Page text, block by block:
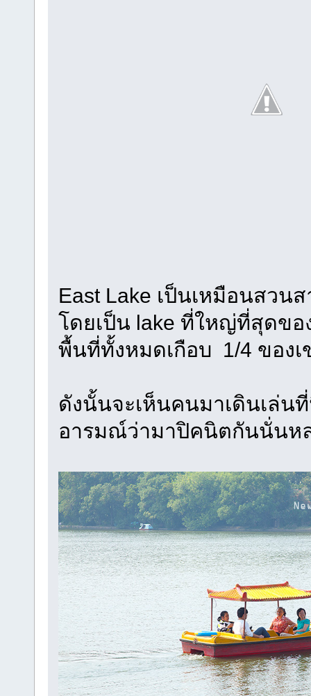
East Lake เป็นเหมือนสวน
โดยเป็น lake ที่ใหญ่ที่สุดข
พื้นที่ทั้งหมดเกือบ 1/4 ของเ
ดังนั้นจะเห็นคนมาเดินเล่น
อารมณ์ว่ามาปิคนิตกันนั่นห